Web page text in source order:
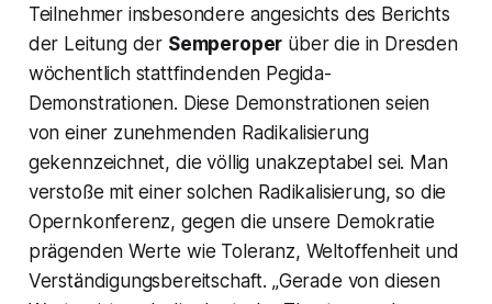
Teilnehmer insbesondere angesichts des Berichts
der Leitung der Semperoper über die in Dresden
wöchentlich stattfindenden Pegida-
Demonstrationen. Diese Demonstrationen seien
von einer zunehmenden Radikalisierung
gekennzeichnet, die völlig unakzeptabel sei. Man
verstoße mit einer solchen Radikalisierung, so die
Opern­konferenz, gegen die unsere Demokratie
prägenden Werte wie Toleranz, Weltoffenheit und
Verständigungsbereitschaft. „Gerade von diesen